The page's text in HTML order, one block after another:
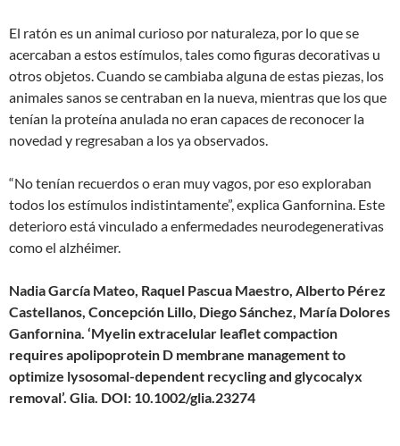
El ratón es un animal curioso por naturaleza, por lo que se
acercaban a estos estímulos, tales como figuras decorativas u
otros objetos. Cuando se cambiaba alguna de estas piezas, los
animales sanos se centraban en la nueva, mientras que los que
tenían la proteína anulada no eran capaces de reconocer la
novedad y regresaban a los ya observados.
“No tenían recuerdos o eran muy vagos, por eso exploraban
todos los estímulos indistintamente”, explica Ganfornina. Este
deterioro está vinculado a enfermedades neurodegenerativas
como el alzhéimer.
Nadia García Mateo, Raquel Pascua Maestro, Alberto Pérez
Castellanos, Concepción Lillo, Diego Sánchez, María Dolores
Ganfornina. ‘Myelin extracelular leaflet compaction
requires apolipoprotein D membrane management to
optimize lysosomal-dependent recycling and glycocalyx
removal’. Glia. DOI: 10.1002/glia.23274